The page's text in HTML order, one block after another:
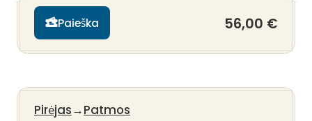
Paieška 56,00 €
Pirėjas→Patmos